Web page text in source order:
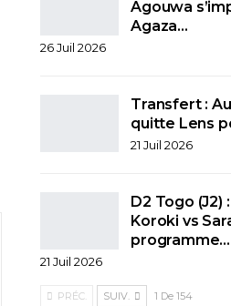
Agouwa
Agaza…
26 Juil 2026
Transfert :
quitte Lens
21 Juil 2026
D2 Togo (J2)
Koroki vs
programme…
21 Juil 2026
PRÉC. SUIV. 1 De 154